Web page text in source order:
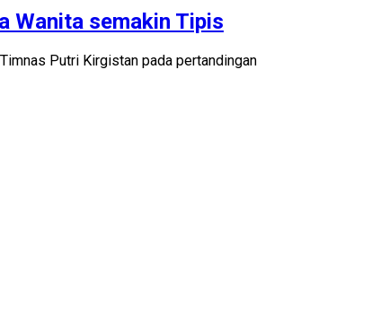
Wanita semakin Tipis
Putri Kirgistan pada pertandingan